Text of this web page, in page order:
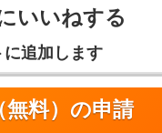
いいねする
追加します
無料）の申請